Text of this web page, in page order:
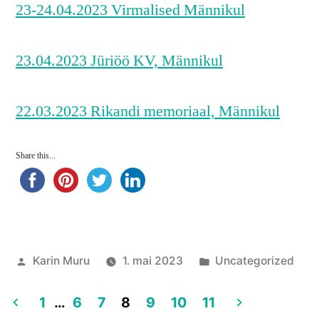
23-24.04.2023 Virmalised Männikul
23.04.2023 Jüriöö KV, Männikul
22.03.2023 Rikandi memoriaal, Männikul
Share this...
Posted
Karin Muru 1. mai 2023
Posted
Uncategorized
1 … 6 7 8 9 10 11